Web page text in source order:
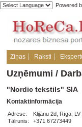
Powered
Ziņas Raksti
Uzņēmumi /
"Nordic tekstils" SIA
Kontaktinformācija
Adrese:
Klijānu 2d, Rīga,
Tālrunis:
+371 67273449